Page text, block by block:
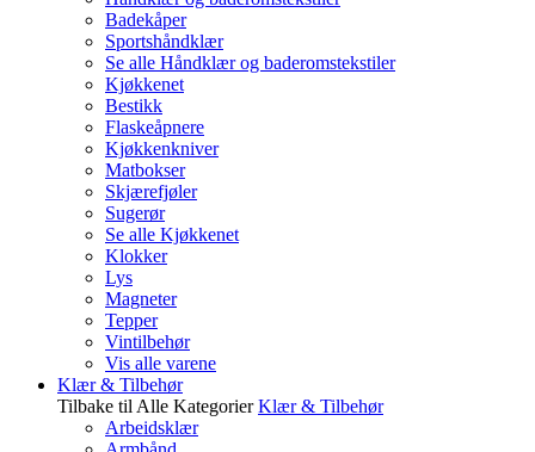
Badekåper
Sportshåndklær
Se alle Håndklær og baderomstekstiler
Kjøkkenet
Bestikk
Flaskeåpnere
Kjøkkenkniver
Matbokser
Skjærefjøler
Sugerør
Se alle Kjøkkenet
Klokker
Lys
Magneter
Tepper
Vintilbehør
Vis alle varene
Klær & Tilbehør
Tilbake til Alle Kategorier Klær & Tilbehør
Arbeidsklær